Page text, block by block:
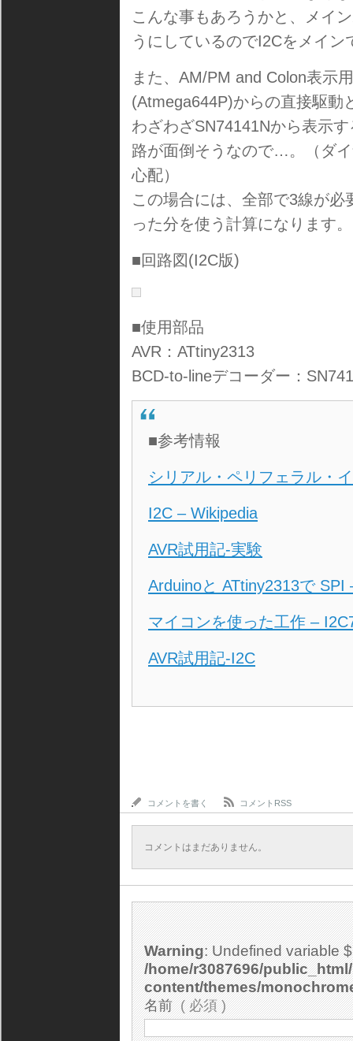
こんな事もあろうかと、メイ
うにしているのでI2Cをメイ
また、AM/PM and Colon表示
(Atmega644P)からの直接駆動
わざわざSN74141Nから表示
路が面倒そうなので…。（ダ
心配）
この場合には、全部で3線が
った分を使う計算になります
■回路図(I2C版)
■使用部品
AVR：ATtiny2313
BCD-to-lineデコーダー：
■参考情報
シリアル・ペリフェラル・
I2C – Wikipedia
AVR試用記-実験
Arduinoと ATtiny2313で SPI
マイコンを使った工作 –
AVR試用記-I2C
コメントを書く コメントRSS
コメントはまだありません。
Warning : Undefined variable
/home/r3087696/
content/themes/
名前 ( 必須 )